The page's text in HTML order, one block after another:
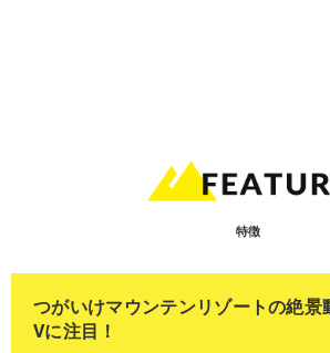
特徴
つがいけマウンテンリゾートの絶景
Vに注目！